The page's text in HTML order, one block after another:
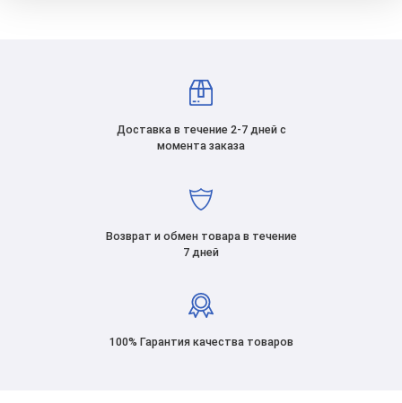
Доставка в течение 2-7 дней с
момента заказа
Возврат и обмен товара в течение
7 дней
100% Гарантия качества товаров